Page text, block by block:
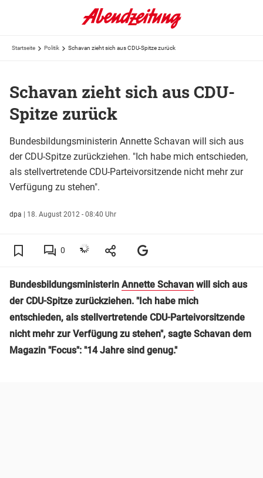
Startseite Politik Schavan zieht sich aus CDU-Spitze zurück
Schavan zieht sich aus CDU-
Spitze zurück
Bundesbildungsministerin Annette Schavan will sich aus
der CDU-Spitze zurückziehen. "Ich habe mich entschieden,
als stellvertretende CDU-Parteivorsitzende nicht mehr zur
Verfügung zu stehen".
dpa | 18. August 2012 - 08:40 Uhr
0
Bundesbildungsministerin Annette Schavan will sich aus
der CDU-Spitze zurückziehen. "Ich habe mich
entschieden, als stellvertretende CDU-Parteivorsitzende
nicht mehr zur Verfügung zu stehen", sagte Schavan dem
Magazin "Focus": "14 Jahre sind genug."